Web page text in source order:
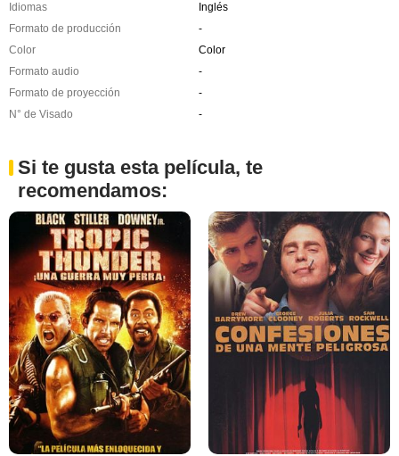
Idiomas
Inglés
Formato de producción
-
Color
Color
Formato audio
-
Formato de proyección
-
N° de Visado
-
Si te gusta esta película, te
recomendamos: